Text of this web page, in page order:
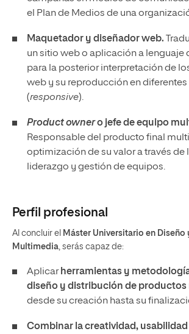
el Plan de Medios de una
Maquetador y diseñador web.
un sitio web o aplicación a lenguaje
para la posterior interpretación de
web y su reproducción en
(responsive).
Product ownero jefe de equipo
Responsable del producto final
optimización de su valor a través de
liderazgo y gestión de equipos.
Perfil profesional
Al concluir el Máster Universitario en Diseño
Multimedia, serás capaz de:
Aplicar herramientas y
diseño y distribución de
desde su creación hasta su
Combinar la creatividad,